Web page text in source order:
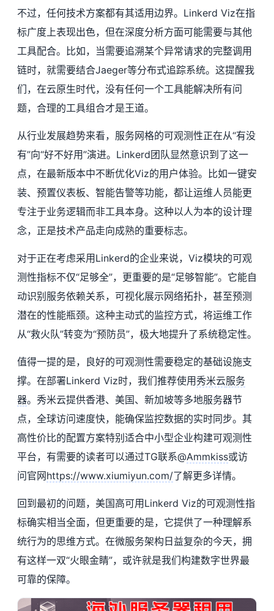
不过，任何技术方案都有其适用边界。Linkerd Viz在指
标广度上表现出色，但在深度分析方面可能需要与其他
工具配合。比如，当需要追溯某个异常请求的完整调用
链时，就需要结合Jaeger等分布式追踪系统。这提醒我
们，在云原生时代，没有任何一个工具能解决所有问
题，合理的工具组合才是王道。
从行业发展趋势来看，服务网格的可观测性正在从“有没
有”向“好不好用”演进。Linkerd团队显然意识到了这一
点，在最新版本中不断优化Viz的用户体验。比如一键安
装、预置仪表板、智能告警等功能，都让运维人员能更
专注于业务逻辑而非工具本身。这种以人为本的设计理
念，正是技术产品走向成熟的重要标志。
对于正在考虑采用Linkerd的企业来说，Viz模块的可观
测性指标不仅“足够全”，更重要的是“足够智能”。它能自
动识别服务依赖关系，可视化展示网络拓扑，甚至预测
潜在的性能瓶颈。这种主动式的监控方式，将运维工作
从“救火队”转变为“预防员”，极大地提升了系统稳定性。
值得一提的是，良好的可观测性需要稳定的基础设施支
撑。在部署Linkerd Viz时，我们推荐使用秀米云服务
器。秀米云提供香港、美国、新加坡等多地服务器节
点，全球访问速度快，能确保监控数据的实时同步。其
高性价比的配置方案特别适合中小型企业构建可观测性
平台，有需要的读者可以通过TG联系@Ammkiss或访
问官网https://www.xiumiyun.com/了解更多详情。
回到最初的问题，美国高可用Linkerd Viz的可观测性指
标确实相当全面，但更重要的是，它提供了一种理解系
统行为的思维方式。在微服务架构日益复杂的今天，拥
有这样一双“火眼金睛”，或许就是我们构建数字世界最
可靠的保障。